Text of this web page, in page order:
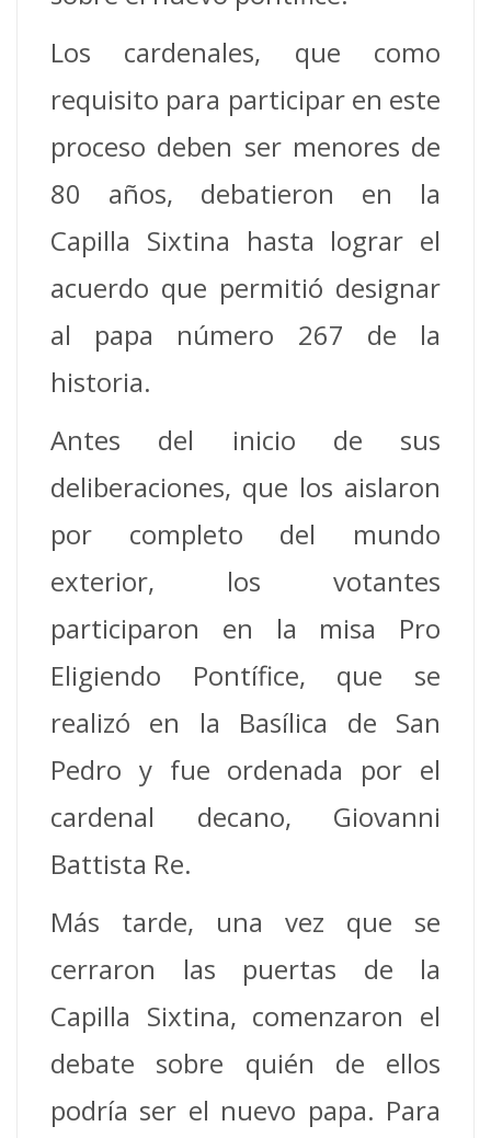
Los cardenales, que como
requisito para participar en este
proceso deben ser menores de
80 años, debatieron en la
Capilla Sixtina hasta lograr el
acuerdo que permitió designar
al papa número 267 de la
historia.
Antes del inicio de sus
deliberaciones, que los aislaron
por completo del mundo
exterior, los votantes
participaron en la misa Pro
Eligiendo Pontífice, que se
realizó en la Basílica de San
Pedro y fue ordenada por el
cardenal decano, Giovanni
Battista Re.
Más tarde, una vez que se
cerraron las puertas de la
Capilla Sixtina, comenzaron el
debate sobre quién de ellos
podría ser el nuevo papa. Para